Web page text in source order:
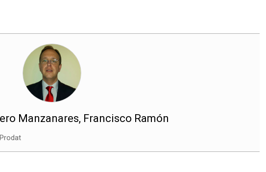
Manzanares, Francisco Ramón